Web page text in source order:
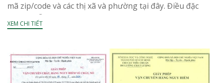
mã zip/code và các thị xã và phường tại đây. Điều đặc
biệt là mỗi...
XEM CHI TIẾT